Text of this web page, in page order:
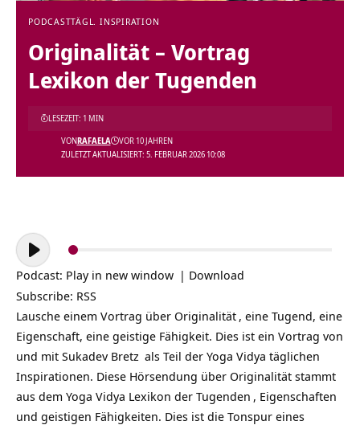
PODCASTTÄGL. INSPIRATION
Originalität – Vortrag
Lexikon der Tugenden
ZULETZT AKTUALISIERT: 5. FEBRUAR 2026 10:08
VONRAFAELA VOR 10 JAHREN
LESEZEIT: 1 MIN
Audio-
Player
Podcast: Play in new window | Download
Subscribe: RSS
Lausche einem Vortrag über Originalität , eine Tugend, eine
Eigenschaft, eine geistige Fähigkeit. Dies ist ein Vortrag von
und mit Sukadev Bretz als Teil der Yoga Vidya täglichen
Inspirationen. Diese Hörsendung über Originalität stammt
aus dem Yoga Vidya Lexikon der Tugenden , Eigenschaften
und geistigen Fähigkeiten. Dies ist die Tonspur eines